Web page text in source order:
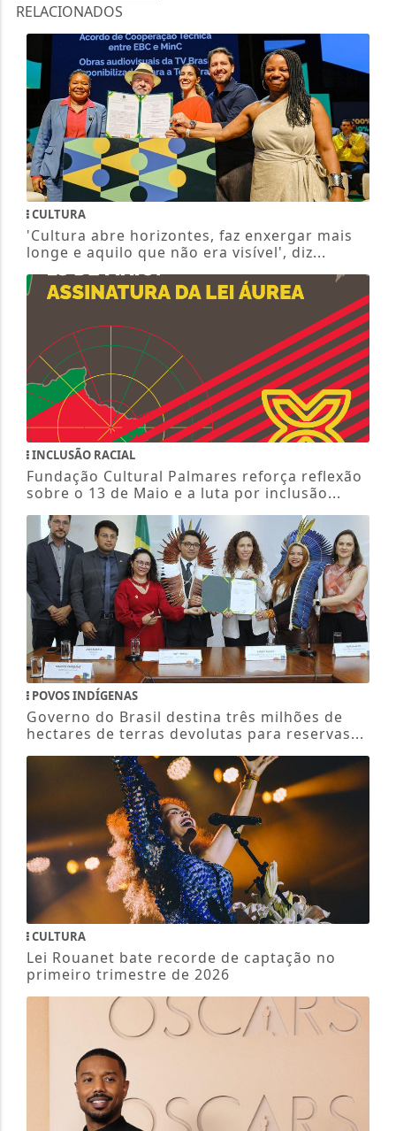
RELACIONADOS
CULTURA
'Cultura abre horizontes, faz enxergar mais
longe e aquilo que não era visível', diz...
INCLUSÃO RACIAL
Fundação Cultural Palmares reforça reflexão
sobre o 13 de Maio e a luta por inclusão...
POVOS INDÍGENAS
Governo do Brasil destina três milhões de
hectares de terras devolutas para reservas...
CULTURA
Lei Rouanet bate recorde de captação no
primeiro trimestre de 2026